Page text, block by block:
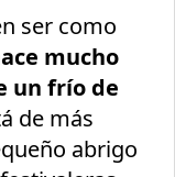
ser como
mucho
un frío de
de más
abrigo